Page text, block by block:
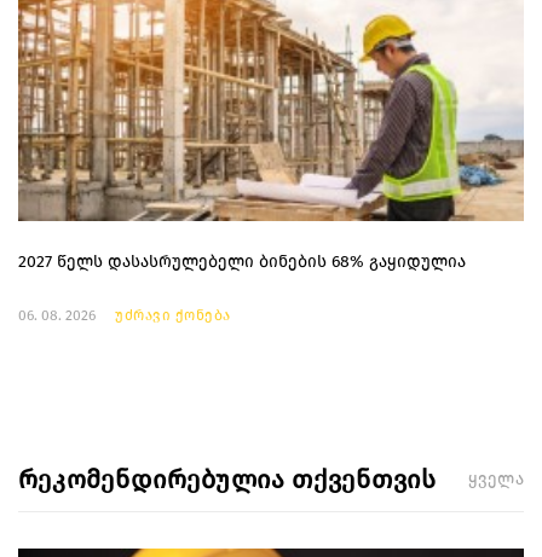
2027 წელს დასასრულებელი ბინების 68% გაყიდულია
06. 08. 2026 უძრავი ქონება
რეკომენდირებულია თქვენთვის ყველა